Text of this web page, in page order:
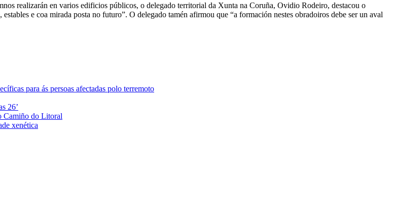
realizarán en varios edificios públicos, o delegado territorial da Xunta na Coruña, Ovidio Rodeiro, destacou o
e coa mirada posta no futuro”. O delegado tamén afirmou que “a formación nestes obradoiros debe ser un aval
para ás persoas afectadas polo terremoto
26’
Camiño do Litoral
xenética